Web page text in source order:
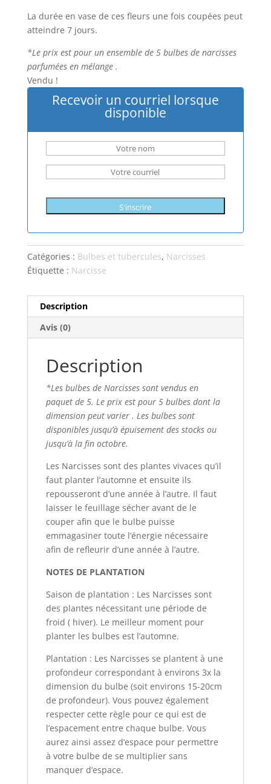
La durée en vase de ces fleurs une fois coupées peut
atteindre 7 jours.
*Le prix est pour un ensemble de 5 bulbes de narcisses
parfumées en mélange .
Vendu !
Recevoir un courriel lorsque
disponible
S'inscrire
Catégories : Bulbes et tubercules, Narcisses
Étiquette : Narcisse
Description
Avis (0)
Description
*Les bulbes de Narcisses sont vendus en
paquet de 5. Le prix est pour 5 bulbes dont la
dimension peut varier . Les bulbes sont
disponibles jusqu’à épuisement des stocks ou
jusqu’à la fin octobre.
Les Narcisses sont des plantes vivaces qu’il
faut planter l’automne et ensuite ils
repousseront d’une année à l’autre. Il faut
laisser le feuillage sécher avant de le
couper afin que le bulbe puisse
emmagasiner toute l’énergie nécessaire
afin de refleurir d’une année à l’autre.
NOTES DE PLANTATION
Saison de plantation : Les Narcisses sont
des plantes nécessitant une période de
froid ( hiver). Le meilleur moment pour
planter les bulbes est l’automne.
Plantation : Les Narcisses se plantent à une
profondeur correspondant à environs 3x la
dimension du bulbe (soit environs 15-20cm
de profondeur). Vous pouvez également
respecter cette règle pour ce qui est de
l’espacement entre chaque bulbe. Vous
aurez ainsi assez d’espace pour permettre
à votre bulbe de se multiplier sans
manquer d’espace.